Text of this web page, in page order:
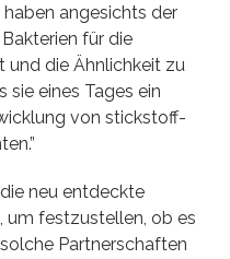
angesichts der
für die
und die Ähnlichkeit zu
sie eines Tages ein
von stickstoff-
neu entdeckte
um festzustellen, ob es
Partnerschaften